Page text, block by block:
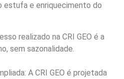
estufa e enriquecimento do
realizado na CRI GEO é a
sem sazonalidade.
A CRI GEO é projetada